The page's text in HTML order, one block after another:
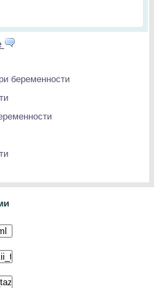
беременности